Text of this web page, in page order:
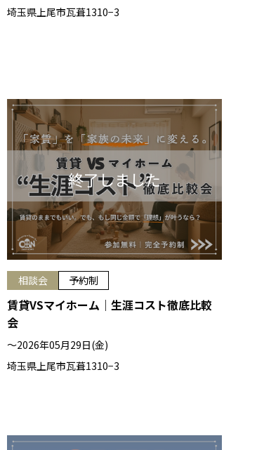
埼玉県上尾市瓦葺1310−3
相談会 予約制
賃貸VSマイホーム｜生涯コスト徹底比較
会
〜2026年05月29日(金)
埼玉県上尾市瓦葺1310−3